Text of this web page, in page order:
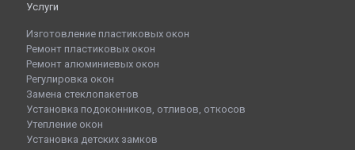
Услуги
Изготовление пластиковых окон
Ремонт пластиковых окон
Ремонт алюминиевых окон
Регулировка окон
Замена стеклопакетов
Установка подоконников, отливов, откосов
Утепление окон
Установка детских замков